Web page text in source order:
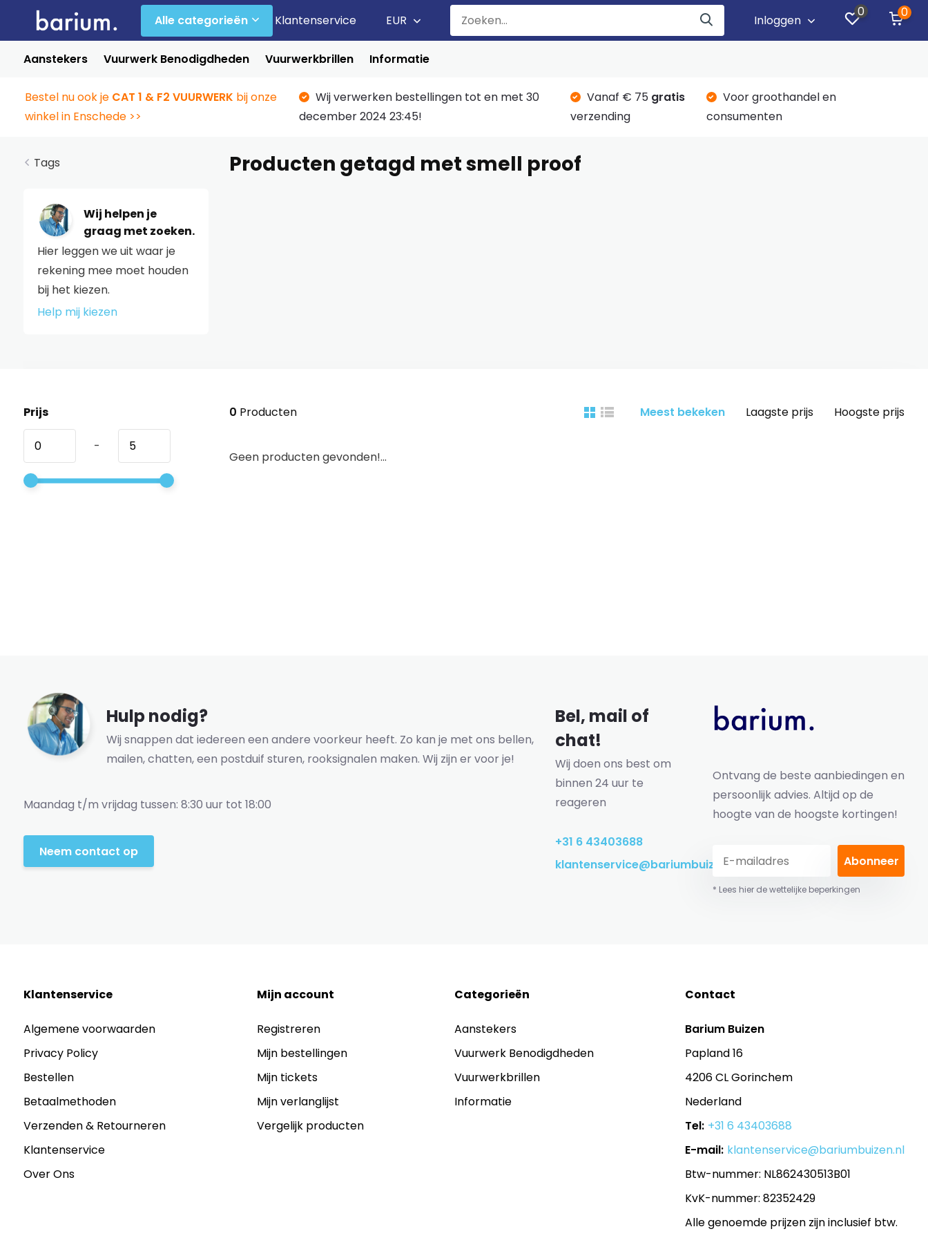
Alle categorieën Klantenservice EUR Inloggen
0 0
Aanstekers Vuurwerk Benodigdheden Vuurwerkbrillen Informatie
Bestel nu ook je CAT 1 & F2 VUURWERK bij onze
winkel in Enschede >>
Wij verwerken bestellingen tot en met 30
december 2024 23:45!
Vanaf € 75 gratis
verzending
Voor groothandel en
consumenten
Tags
Wij helpen je
graag met zoeken.
Hier leggen we uit waar je
rekening mee moet houden
bij het kiezen.
Help mij kiezen
Producten getagd met smell proof
Prijs
-
0 Producten Meest bekeken Laagste prijs Hoogste prijs
Geen producten gevonden!...
Hulp nodig?
Wij snappen dat iedereen een andere voorkeur heeft. Zo kan je met ons bellen,
mailen, chatten, een postduif sturen, rooksignalen maken. Wij zijn er voor je!
Maandag t/m vrijdag tussen: 8:30 uur tot 18:00
Neem contact op
Bel, mail of
chat!
Wij doen ons best om
binnen 24 uur te
reageren
+31 6 43403688
klantenservice@bariumbuizen.nl
Ontvang de beste aanbiedingen en
persoonlijk advies. Altijd op de
hoogte van de hoogste kortingen!
Abonneer
* Lees hier de wettelijke beperkingen
Klantenservice
Algemene voorwaarden
Privacy Policy
Bestellen
Betaalmethoden
Verzenden & Retourneren
Klantenservice
Over Ons
Mijn account
Registreren
Mijn bestellingen
Mijn tickets
Mijn verlanglijst
Vergelijk producten
Categorieën
Aanstekers
Vuurwerk Benodigdheden
Vuurwerkbrillen
Informatie
Contact
Barium Buizen
Papland 16
4206 CL Gorinchem
Nederland
Tel: +31 6 43403688
E-mail: klantenservice@bariumbuizen.nl
Btw-nummer: NL862430513B01
KvK-nummer: 82352429
Alle genoemde prijzen zijn inclusief btw.